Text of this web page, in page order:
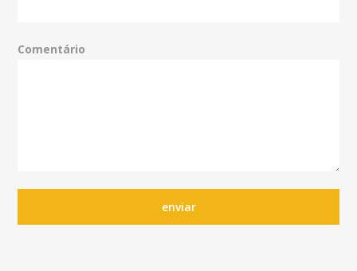
Comentário
enviar